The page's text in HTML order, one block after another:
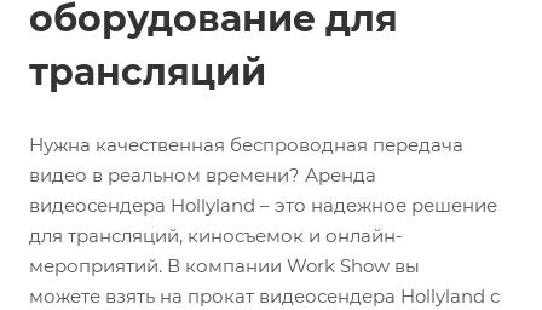
оборудование для
трансляций
Нужна качественная беспроводная передача
видео в реальном времени? Аренда
видеосендера Hollyland – это надежное решение
для трансляций, киносъемок и онлайн-
мероприятий. В компании Work Show вы
можете взять на прокат видеосендера Hollyland с